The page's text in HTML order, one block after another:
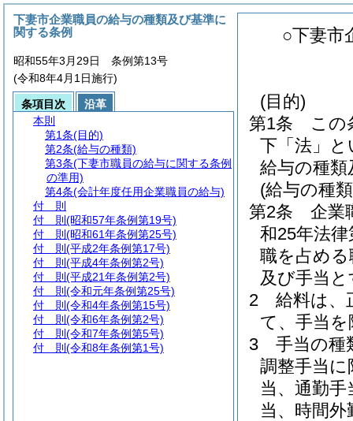
○下妻市
(目的)
第1条
この
下「法」と
給与の種
(給与の種
第2条
企業
和25年法律
職を占める
及び手当
2
給料は、
て、手当
3
手当の種
調整手当に
当、通勤
当、時間
下妻市企業職員の給与の種類及び基準に
関する条例
昭和55年3月29日 条例第13号
(令和8年4月1日施行)
条項目次
沿革
本則
第1条(目的)
第2条(給与の種類)
第3条(下妻市職員の給与に関する条例
の準用)
第4条(会計年度任用企業職員の給与)
付 則
付 則 (昭和57年条例第19号)
付 則 (昭和61年条例第25号)
付 則 (平成2年条例第17号)
付 則 (平成4年条例第2号)
付 則 (平成21年条例第2号)
付 則 (令和元年条例第25号)
付 則 (令和4年条例第15号)
付 則 (令和6年条例第2号)
付 則 (令和7年条例第5号)
付 則 (令和8年条例第1号)